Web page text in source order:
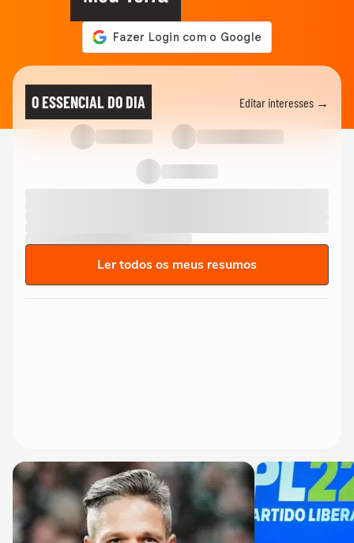
O ESSENCIAL DO DIA Editar interesses →
Ler todos os meus resumos